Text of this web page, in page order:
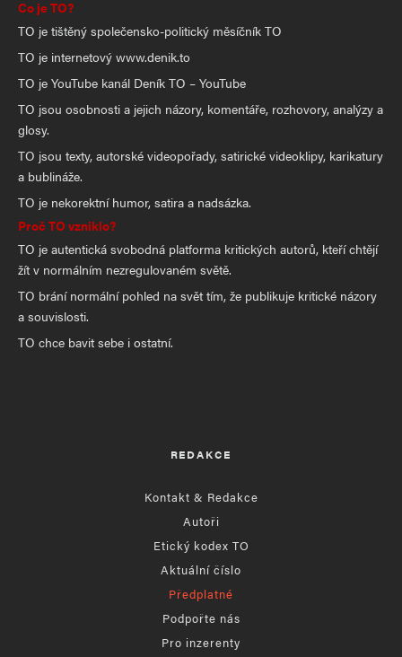
Co je TO?
TO je tištěný společensko-politický měsíčník TO
TO je internetový www.denik.to
TO je YouTube kanál Deník TO – YouTube
TO jsou osobnosti a jejich názory, komentáře, rozhovory, analýzy a
glosy.
TO jsou texty, autorské videopořady, satirické videoklipy, karikatury
a bublináže.
TO je nekorektní humor, satira a nadsázka.
Proč TO vzniklo?
TO je autentická svobodná platforma kritických autorů, kteří chtějí
žít v normálním nezregulovaném světě.
TO brání normální pohled na svět tím, že publikuje kritické názory
a souvislosti.
TO chce bavit sebe i ostatní.
REDAKCE
Kontakt & Redakce
Autoři
Etický kodex TO
Aktuální číslo
Předplatné
Podpořte nás
Pro inzerenty